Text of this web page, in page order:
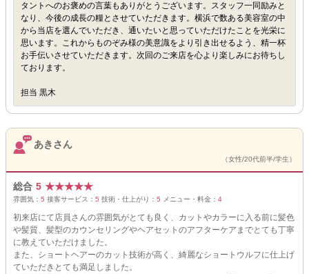
タントへのお褒めの言葉もありがとうございます。スタッフ一同励みと
なり、今後の成長の糧とさせていただきます。横浜で数ある美容室の中
から当店を選んでいただき、通いたいと思っていただけたことを光栄に
思います。これからものぞみ様の美意識をより引き出せるよう、精一杯
お手伝いさせていただきます。次回のご来店を心より楽しみにお待ちし
ております。
担当 黒木
あきさん
（女性/20代前半/学生）
総合 5 ★★★★★
雰囲気： 5 接客サービス： 5 技術・仕上がり： 5 メニュー・料金： 4
初来店にて店員さんの雰囲気がとても良く、カットやカラーに入る前に髪色
や髪質、髪型のカウンセリングやヘアセットのアフターケアまでとても丁寧
に教えていただけました。
また、ショートヘアーのカット技術が高く、綺麗なショートウルフに仕上げ
ていただきとても満足しました。